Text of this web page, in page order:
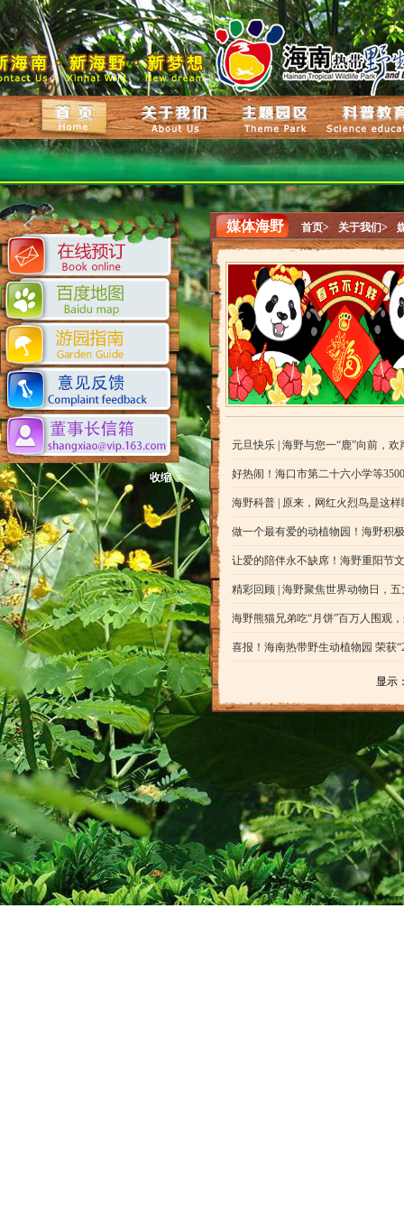
收缩
媒体海野 首页> 关于我们>
元旦快乐 | 海野与您一“鹿”向前，
好热闹！海口市第二十六小学等
海野科普 | 原来，网红火烈鸟是这
做一个最有爱的动植物园！海野积
让爱的陪伴永不缺席！海野重阳节
精彩回顾 | 海野聚焦世界动物日，
海野熊猫兄弟吃“月饼”百万人围观
喜报！海南热带野生动植物园 荣获
显示